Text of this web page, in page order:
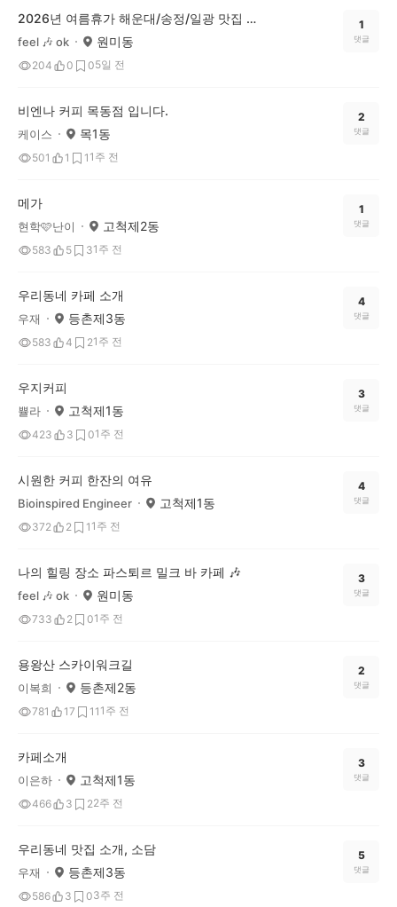
2026년 여름휴가 해운대/송정/일광 맛집 투어 go go 🎶
feel 🎶 ok 원미동
204 0 05일 전
1
댓글
비엔나 커피 목동점 입니다.
케이스 목1동
501 1 1 1주 전
2
댓글
메가
현학🩷난이 고척제2동
583 5 31주 전
1
댓글
우리동네 카페 소개
우재 등촌제3동
583 4 21주 전
4
댓글
우지커피
쁄라 고척제1동
423 3 01주 전
3
댓글
시원한 커피 한잔의 여유
Bioinspired Engineer 고척제1동
372 2 1 1주 전
4
댓글
나의 힐링 장소 파스퇴르 밀크 바 카페 🎶
feel 🎶 ok 원미동
733 2 01주 전
3
댓글
용왕산 스카이워크길
이복희 등촌제2동
781 17 11 1주 전
2
댓글
카페소개
이은하 고척제1동
466 3 22주 전
3
댓글
우리동네 맛집 소개, 소담
우재 등촌제3동
586 3 03주 전
5
댓글